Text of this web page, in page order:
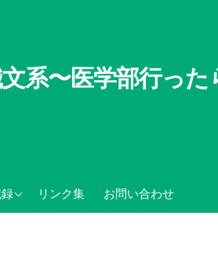
系〜医学部行っ
連記録リンク集 お問い合わせ